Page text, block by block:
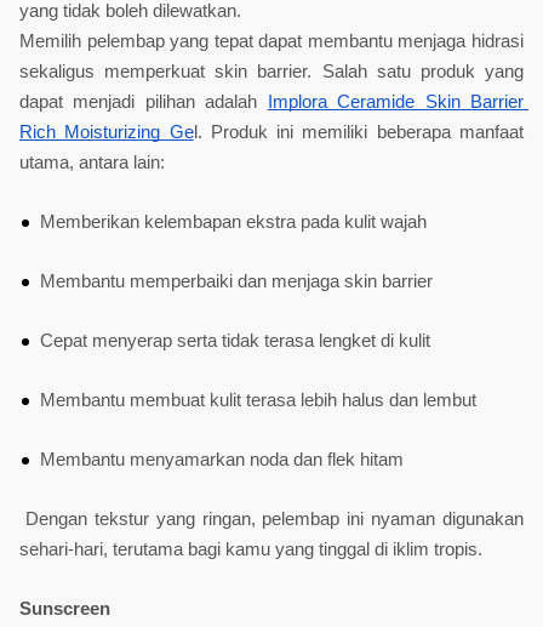
yang tidak boleh dilewatkan.
Memilih pelembap yang tepat dapat membantu menjaga hidrasi
sekaligus memperkuat skin barrier. Salah satu produk yang
dapat menjadi pilihan adalah
Implora Ceramide Skin Barrier
Rich Moisturizing Gel. Produk ini memiliki beberapa manfaat
utama, antara lain:
Memberikan kelembapan ekstra pada kulit wajah
Membantu memperbaiki dan menjaga skin barrier
Cepat menyerap serta tidak terasa lengket di kulit
Membantu membuat kulit terasa lebih halus dan lembut
Membantu menyamarkan noda dan flek hitam
Dengan tekstur yang ringan, pelembap ini nyaman digunakan
sehari-hari, terutama bagi kamu yang tinggal di iklim tropis.
Sunscreen